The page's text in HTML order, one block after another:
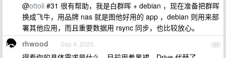
@ottoli #31 很有帮助，我是白群晖 + debian ，现在准备把群晖
换成飞牛，用品牌 nas 就是图他好用的 app ，debian 则用来部
署其他应用，而且重要数据用 rsync 同步，也比较放心。
34
rhwood Sep 4, 2025